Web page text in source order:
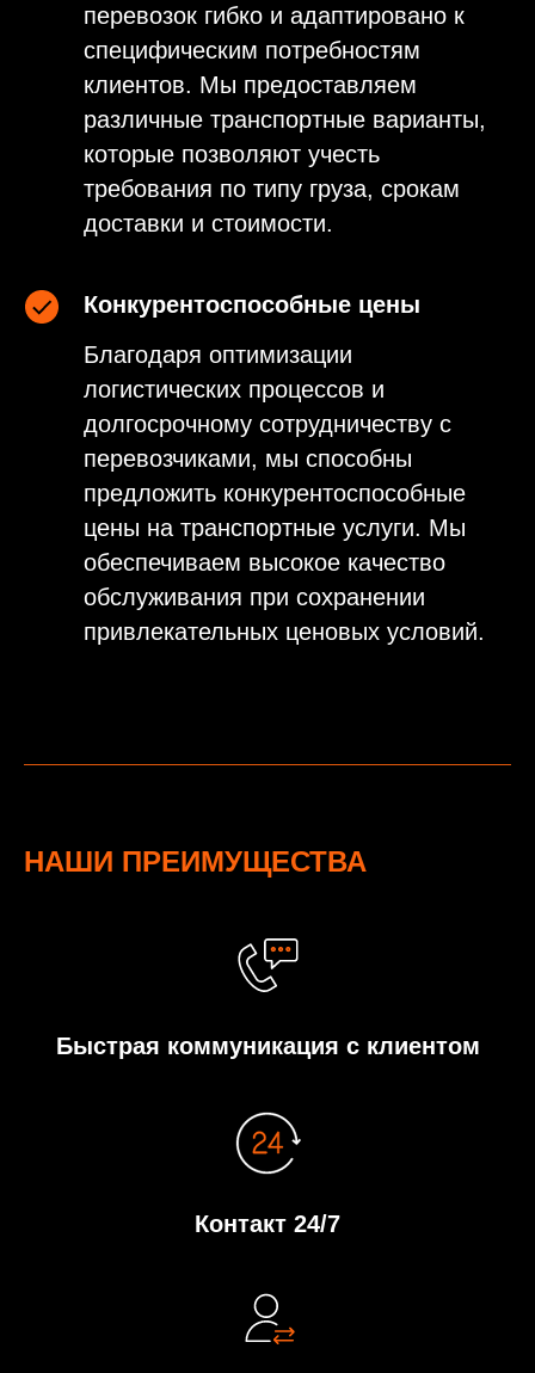
перевозок гибко и адаптировано к
специфическим потребностям
клиентов. Мы предоставляем
различные транспортные варианты,
которые позволяют учесть
требования по типу груза, срокам
доставки и стоимости.
Конкурентоспособные цены
Благодаря оптимизации
логистических процессов и
долгосрочному сотрудничеству с
перевозчиками, мы способны
предложить конкурентоспособные
цены на транспортные услуги. Мы
обеспечиваем высокое качество
обслуживания при сохранении
привлекательных ценовых условий.
НАШИ ПРЕИМУЩЕСТВА
Быстрая коммуникация с клиентом
Контакт 24/7